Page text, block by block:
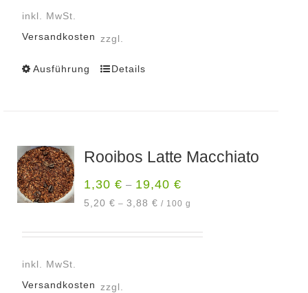
inkl. MwSt.
zzgl.
Versandkosten
Ausführung
Dieses
auf.
auf
gewählt
Details
Rooibos Latte Macchiato
1,30€ – 19,40€
5,20€ –3,88€ / 100 g
inkl. MwSt.
zzgl.
Versandkosten